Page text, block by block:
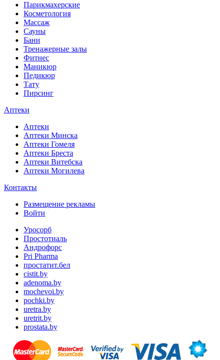
Парикмахерские
Косметология
Массаж
Сауны
Бани
Тренажерные залы
Фитнес
Маникюр
Педикюр
Тату
Пирсинг
Аптеки
Аптеки
Аптеки Минска
Аптеки Гомеля
Аптеки Бреста
Аптеки Витебска
Аптеки Могилева
Контакты
Размещение рекламы
Войти
Уросорб
Простотиаль
Андрофорс
Pri Pharma
простатит.бел
cistit.by
adenoma.by
mochevoi.by
pochki.by
uretra.by
uretrit.by
prostata.by